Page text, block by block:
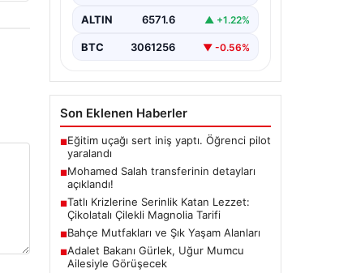
ALTIN 6571.6 ▲ +1.22%
BTC 3061256 ▼ -0.56%
Son Eklenen Haberler
■Eğitim uçağı sert iniş yaptı. Öğrenci pilot
yaralandı
■Mohamed Salah transferinin detayları
açıklandı!
■Tatlı Krizlerine Serinlik Katan Lezzet:
Çikolatalı Çilekli Magnolia Tarifi
■Bahçe Mutfakları ve Şık Yaşam Alanları
■Adalet Bakanı Gürlek, Uğur Mumcu
Ailesiyle Görüşecek